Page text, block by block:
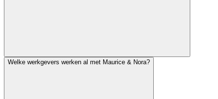
Welke werkgevers werken al met Maurice & Nora?